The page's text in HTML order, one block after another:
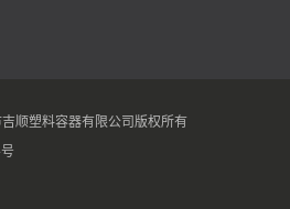
吉顺塑料容器有限公司版权所有